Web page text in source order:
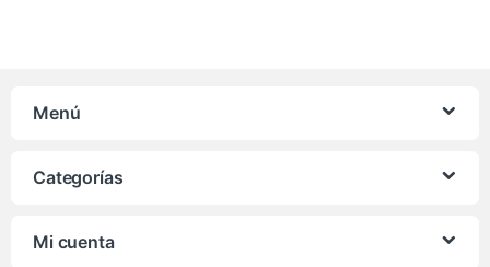
Menú
Categorías
Mi cuenta